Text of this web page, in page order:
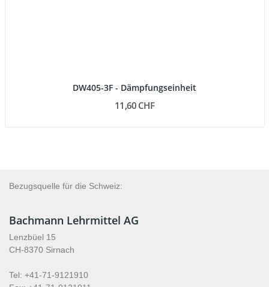
DW405-3F - Dämpfungseinheit
11,60 CHF
Bezugsquelle für die Schweiz:
Bachmann Lehrmittel AG
Lenzbüel 15
CH-8370 Sirnach
Tel: +41-71-9121910